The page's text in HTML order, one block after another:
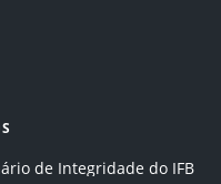
de Integridade do IFB